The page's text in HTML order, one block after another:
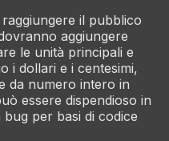
il pubblico
aggiungere
le unità principali e
i dollari e i centesimi,
da numero intero in
essere dispendioso in
per basi di codice